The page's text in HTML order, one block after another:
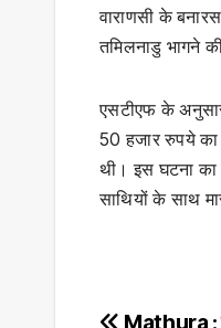
वाराणसी के
तमिलनाडु भागने
एसटीएफ के
50 हजार रुपये का
थी। इस घटना
साथियों के साथ